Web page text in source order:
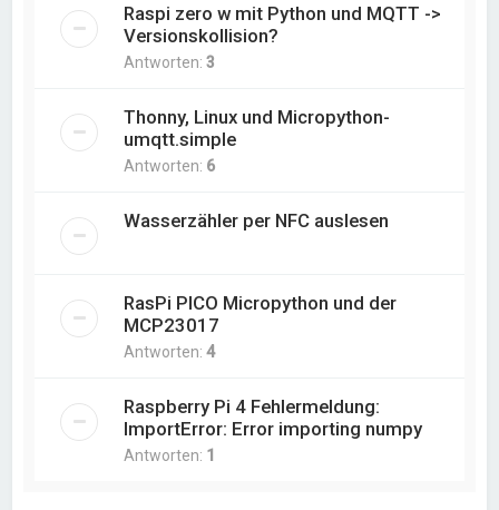
Raspi zero w mit Python und MQTT ->
Versionskollision?
Antworten:3
Thonny, Linux und Micropython-
umqtt.simple
Antworten: 6
Wasserzähler per NFC auslesen
RasPi PICO Micropython und der
MCP23017
Antworten:4
Raspberry Pi 4 Fehlermeldung:
ImportError: Error importing numpy
Antworten: 1